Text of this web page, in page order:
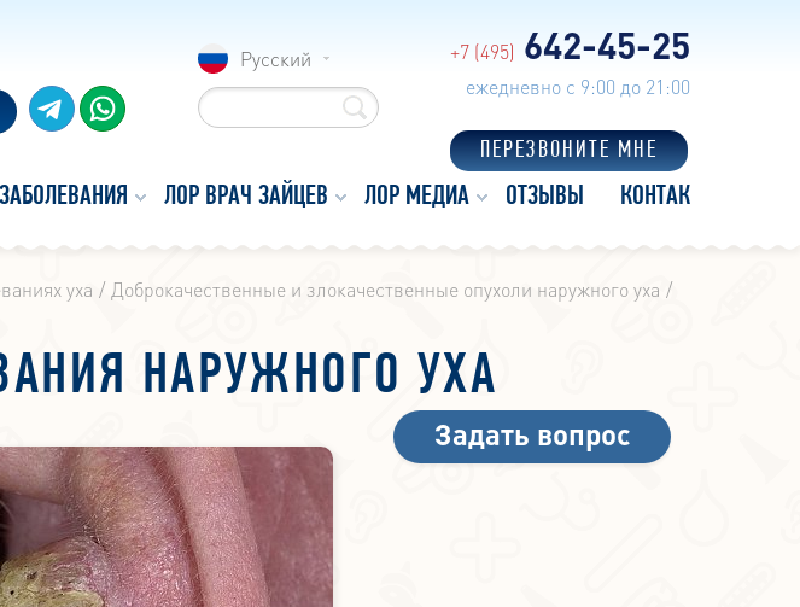
Русский +7 (495) 642-45-25
ежедневно с 9:00 до 21:00
ПЕРЕЗВОНИТЕ МНЕ
ЛОР ВРАЧ ЗАЙЦЕВ ЛОР МЕДИА ОТЗЫВЫ КОНТАКТЫ
уха
Доброкачественные и злокачественные опухоли наружного уха
НАРУЖНОГО УХА
Задать вопрос